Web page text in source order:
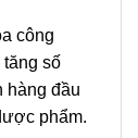
công
số
hàng đầu
phẩm.